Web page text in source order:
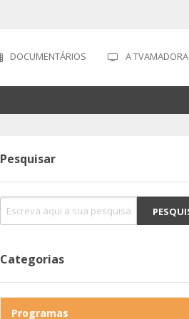
DOCUMENTÁRIOS A TVAMADORA
Pesquisar
Categorias
Programas